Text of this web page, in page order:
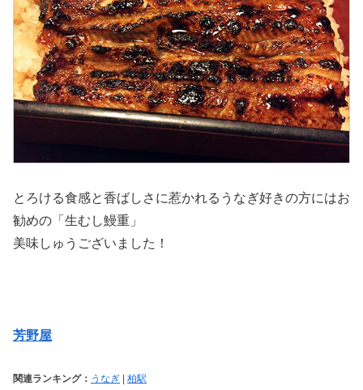
とろける食感と香ばしさに惹かれるうなぎ好きの方にはお
勧めの「生むし鰻重」
美味しゅうございました！
芳野屋
関連ランキング： うなぎ | 柏駅